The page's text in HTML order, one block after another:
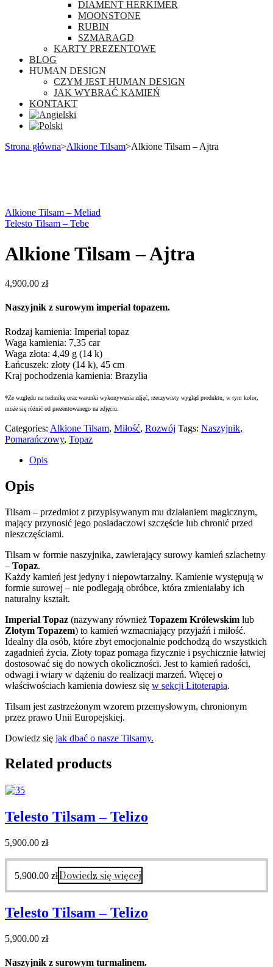
DIAMENT HERKIMER
MOONSTONE
RUBIN
SZMARAGD
KARTY PREZENTOWE
BLOG
HUMAN DESIGN
CZYM JEST HUMAN DESIGN
JAK WYBRAĆ KAMIEŃ
KONTAKT
Strona główna>Alkione Tilsam>Alkione Tilsam – Ajtra
Alkione Tilsam – Meliad
Telesto Tilsam – Tebe
Alkione Tilsam – Ajtra
4,900.00 zł
Naszyjnik z surowym imperial topazem.
Rodzaj kamienia: Imperial topaz
Waga kamienia: 7,35 car
Waga złota: 4,49 g (14 k)
Łańcuszek: złoty (14 k), 45 cm
Kraj pochodzenia kamienia: Brazylia
*Ze względu na technikę oraz warunki wykonywania zdjęć, rzeczywisty wygląd produktu, w tym kolor,
może się różnić od prezentowanego na zdjęciu.
Categories: Alkione Tilsam, Miłość, Rozwój Tags: Naszyjnik,
Pomarańczowy, Topaz
Opis
Opis
Tilsam – przedmiot z przypisywanym mu działaniem magicznym,
mający przynosić jego posiadaczowi szczęście lub chronić przed
nieszczęściami.
Tilsam w formie naszyjnika, zawierający surowy kamień szlachetny
– Topaz.
Każdy kamień jest jedyny i niepowtarzalny. Kamienie występują w
formie surowej – nie podlegają obróbce, która zmieniałaby ich
naturalny kształt.
Imperial Topaz (nazywany również Topazem Królewskim lub
Złotym Topazem) to kamień wzmacniający przyjaźń i miłość.
Idealny dla osób, które zbyt emocjonalnie podchodzą do wszystkich
zagadnień życia. Złoty topaz pomaga fizycznie i psychicznie łatwiej
dostosować się do nowych okoliczności. Jest to kamień radości,
odwagi i wiary w dążeniu do realizacji marzeń. Więcej o
właściwościach kamienia dowiesz się w sekcji Litoterapia.
Tilsam jest zastrzeżonym wzorem przemysłowym, chronionym
przez prawo Unii Europejskiej.
Dowiedz się jak dbać o nasze Tilsamy.
Related products
Telesto Tilsam – Telizo
5,900.00 zł
5,900.00 złDowiedz się więcej
Telesto Tilsam – Telizo
5,900.00 zł
Naszyjnik z surowym turmalinem.